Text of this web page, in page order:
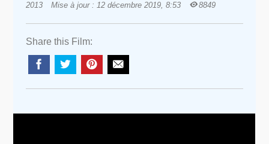
2013
Mise à jour : 12 décembre 2019, 8:53 8849
Share this Film: